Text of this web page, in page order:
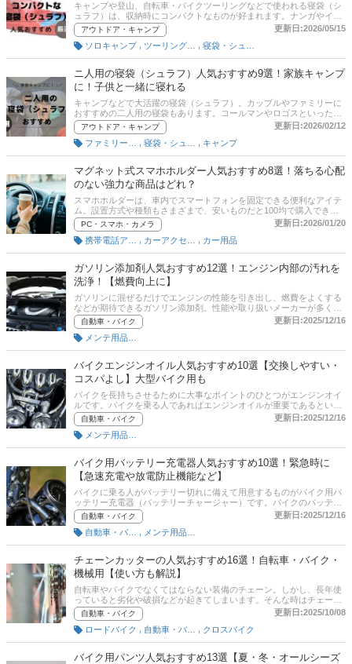
キャンプや登山、自転車・バイクツーリングなどで使われる寝袋（シ
ュラフ）は、収納時にコンパクトなものが好まれます。ナンガやイス
カ、モンベルといった人気メーカーから多数の軽量コンパクトモデル
が発売されています。そこで今回は、コンパクトな寝袋のみをピック
アップしておすすめ商品を紹介します。人気アルパインブランドやア
ウトドアブランドを厳選。後半には、比較一覧表や通販サイトの最新
人気ランキングもあるので、売れ筋や口コミとあわせてチェックして
みてください。
アウトドア・キャンプ
更新日:2026/05/15
ソロキャンプ
ニ人用の寝袋（シュラフ）人気おすすめ9選！家族キャンプ
に！子供と一緒に寝れる
キャンプなどで大活躍の寝袋（シュラフ）。カップルやファミリーに
おすすめの二人用の寝袋もあります。コールマンやロゴスといった人
気メーカーから、ダウン素材の冬用やオールシーズンモデル、ジップ
を閉じれば一人用・開けば二人用といった様々な種類の商品が発売さ
れています。そこで今回は、二人用の寝袋に注目しおすすめ商品をご
紹介します。収納時にかさばらないモデルなどもピックアップ。記事
の後半には、比較一覧表や通販サイトの最新人気ランキングもあるの
で、売れ筋や口コミとあわせてチェックしてみてください。
アウトドア・キャンプ
更新日:2026/02/12
キャンプ
マグネット式スマホホルダー人気おすすめ8選！落ちる心配
のない強力な商品はどれ？
スマホホルダーは、車内でスマートフォンを固定できる便利なアイテ
ム。設置方式や種類もさまざまで、安いものだと100均で購入できま
す。今回、はそんなスマホホルダーの中から取り外しが簡単な「マグ
ネットで固定できるスマホホルダー」をご紹介します。マグネット式
のメリットやおすすめ商品、また、記事後半には、通販サイトの人気
売れ筋ランキングもあるので、ぜひ最後までチェックしてみてくださ
PC・スマホ・カメラ
更新日:2026/01/20
カー用品
ガソリン添加剤人気おすすめ12選！エンジン内部の汚れを
洗浄！【燃費向上に】
ガソリンに混ぜるだけでエンジンの性能を引き出し、燃費をよくする
などが期待できるガソリン添加剤。性能や取り扱いメーカーが多くど
れを選べばよいのか迷ってしまう人も多いでしょう。ここでは、ガソ
リン添加剤を選ぶときのポイントとおすすめの商品をご紹介。定番の
「WAKO‘S F-1 フューエルワン」や「SurLuster（シュアラスター）
LOOP POWER SHOT」、アメリカで高い実績の「Holts（ホルツ）
Prestone プレストン スーパーパフォーマンス」などをピックアップ
しています。記事後半には、使い方や通販サイトの最新人気ランキン
グのリンクがあるので、売れ筋や口コミを確認してみよう。
自動車・バイク
更新日:2025/12/16
バイクエンジンオイル人気おすすめ10選【交換しやすい・
コスパよし】大型バイク用も
バイクを長持ちさせるために大事なポイントのひとつがエンジンオイ
ルです。バイクを乗る人であればエンジンオイルが重要であるという
ことはご存知でしょうが、なんとなく選んでしまっている、という人
も多いのではないでしょうか。この記事では、バイクライターである
福田 満雄さんのアドバイスをもとに、バイクエンジンオイルの選び方
とおすすめ商品を紹介。適正なオイルの種類や使用期限、交換時期な
どのポイントと合わせて、交換しやすいものやコスパのよい商品をピ
ックアップしています。比較一覧表、通販サイトの売れ筋人気ランキ
ングもあるので、口コミや評判もチェックしてみてください。
自動車・バイク
更新日:2025/12/16
バイク用バッテリー充電器人気おすすめ10選！緊急時に
【急速充電や放電防止機能など】
バイクに乗る人がバッテリー切れに備えて用意するものがバイク用バ
ッテリー充電器（バッテリーチャージャー）です。バイクのバッテリ
ーが上がってしまったときでも、自宅で充電することができます。し
かし、はじめて買う人にとっては、バッテリー充電器の種類や電圧の
適合性、容量などのほか、使い方もよくわからないものでしょう。こ
の記事では、そんな方へ向けてバイク用バッテリー充電器の選び方と
おすすめバイク用バッテリー充電器をバイクライターの福田満雄さん
と編集部で選びました。つなっぎっぱなしで使えるものもピックアッ
プしています。記事後半には、比較一覧表、通販サイトの売れ筋人気
ランキングもあるので、口コミや評判もチェックしてみてください。
自動車・バイク
更新日:2025/12/16
チェーンカッターの人気おすすめ16選！自転車・バイク・
機械用【使い方も解説】
自転車やバイクでなくてはならない装備のチェーン。しかし、長年使
っていると劣化や破損などが起きてしまいます。そんな時はチェーン
カッターを使ってみましょう。この記事では、バイクライターの福田
満雄さんと編集部が、チェーンカッターの選び方、シマノやピーダブ
リューティーなど厳選したおすすめ商品を紹介します。記事後半に
は、チェーンカッターの使い方やメンテナンス方法もあります。
自動車・バイク
更新日:2025/10/08
ロードバイク
クロスバイク
バイク用パンツ人気おすすめ13選【夏・冬・オールシーズ